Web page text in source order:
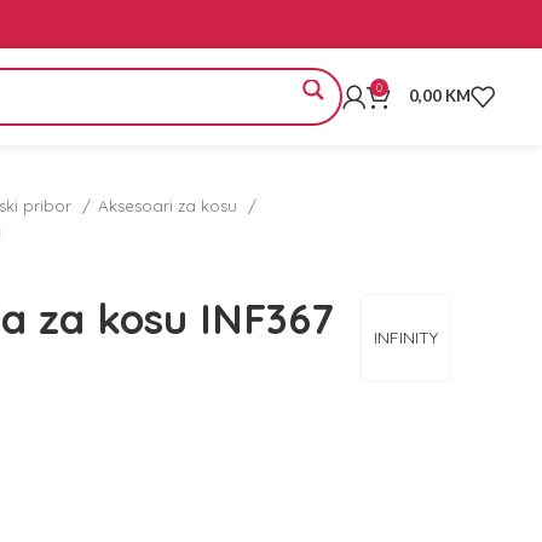
0 0,00 KM
pribor
Aksesoari za kosu
INFINITY
za kosu INF367